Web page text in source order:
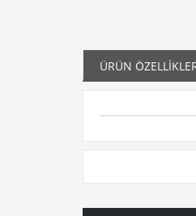
ÜRÜN